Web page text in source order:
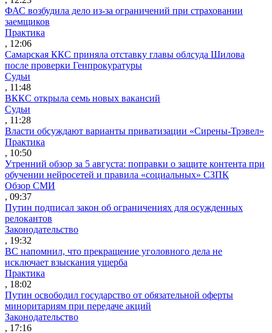
ФАС возбудила дело из-за ограничений при страховании
заемщиков
Практика
, 12:06
Самарская ККС приняла отставку главы облсуда Шилова
после проверки Генпрокуратуры
Судьи
, 11:48
ВККС открыла семь новых вакансий
Судьи
, 11:28
Власти обсуждают варианты приватизации «Сирены-Трэвел»
Практика
, 10:50
Утренний обзор за 5 августа: поправки о защите контента при
обучении нейросетей и правила «социальных» СЗПК
Обзор СМИ
, 09:37
Путин подписал закон об ограничениях для осужденных
релокантов
Законодательство
, 19:32
ВС напомнил, что прекращение уголовного дела не
исключает взыскания ущерба
Практика
, 18:02
Путин освободил государство от обязательной оферты
миноритариям при передаче акций
Законодательство
, 17:16